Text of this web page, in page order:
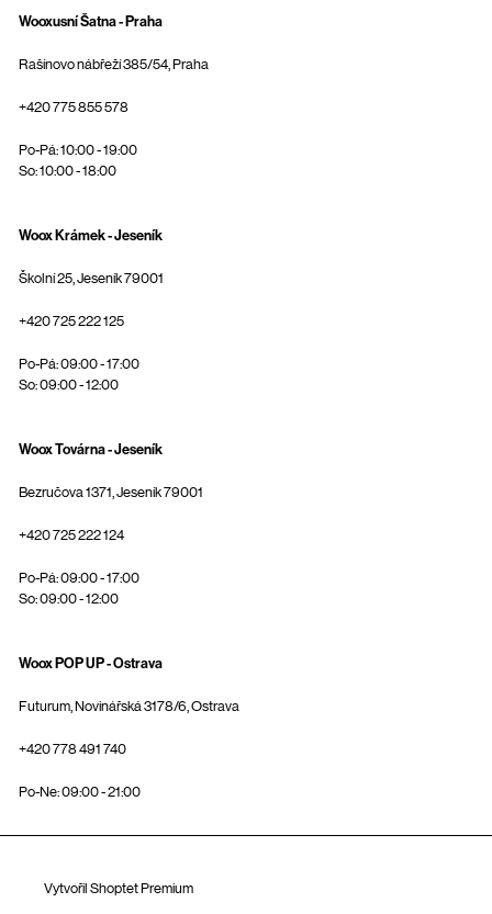
Wooxusní Šatna - Praha
Rašínovo nábřeží 385/54, Praha
+420 775 855 578
Po-Pá: 10:00 - 19:00
So: 10:00 - 18:00
Woox Krámek - Jeseník
Školní 25, Jeseník 79001
+420 725 222 125
Po-Pá: 09:00 - 17:00
So: 09:00 - 12:00
Woox Továrna - Jeseník
Bezručova 1371, Jeseník 79001
+420 725 222 124
Po-Pá: 09:00 - 17:00
So: 09:00 - 12:00
Woox POP UP - Ostrava
Futurum, Novinářská 3178/6, Ostrava
+420 778 491 740
Po-Ne: 09:00 - 21:00
Vytvořil Shoptet Premium